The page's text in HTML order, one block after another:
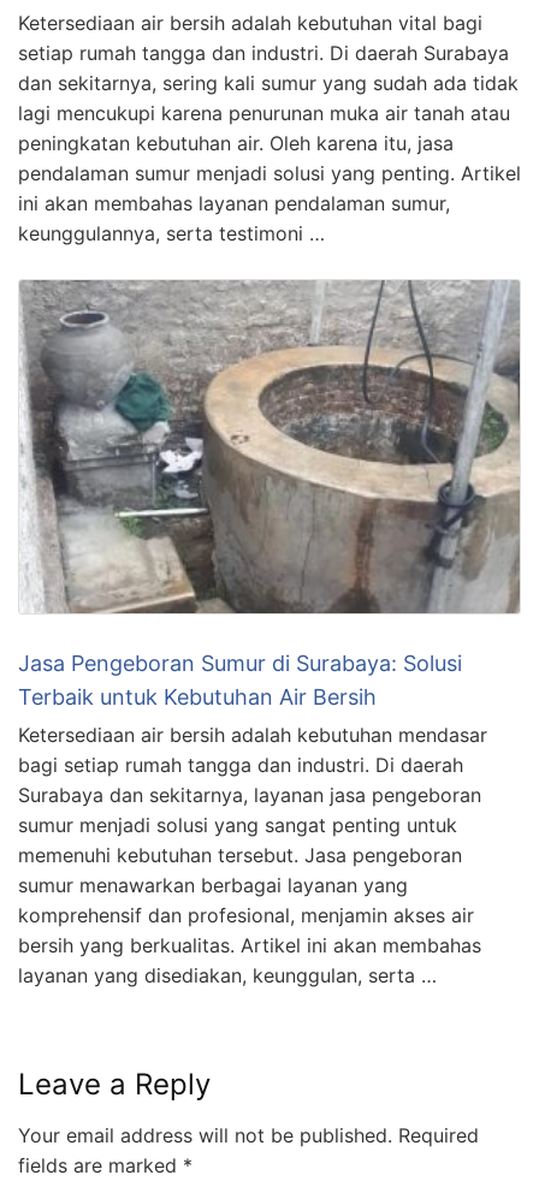
Ketersediaan air bersih adalah kebutuhan vital bagi
setiap rumah tangga dan industri. Di daerah Surabaya
dan sekitarnya, sering kali sumur yang sudah ada tidak
lagi mencukupi karena penurunan muka air tanah atau
peningkatan kebutuhan air. Oleh karena itu, jasa
pendalaman sumur menjadi solusi yang penting. Artikel
ini akan membahas layanan pendalaman sumur,
keunggulannya, serta testimoni …
Jasa Pengeboran Sumur di Surabaya: Solusi
Terbaik untuk Kebutuhan Air Bersih
Ketersediaan air bersih adalah kebutuhan mendasar
bagi setiap rumah tangga dan industri. Di daerah
Surabaya dan sekitarnya, layanan jasa pengeboran
sumur menjadi solusi yang sangat penting untuk
memenuhi kebutuhan tersebut. Jasa pengeboran
sumur menawarkan berbagai layanan yang
komprehensif dan profesional, menjamin akses air
bersih yang berkualitas. Artikel ini akan membahas
layanan yang disediakan, keunggulan, serta …
Leave a Reply
Your email address will not be published. Required
fields are marked *